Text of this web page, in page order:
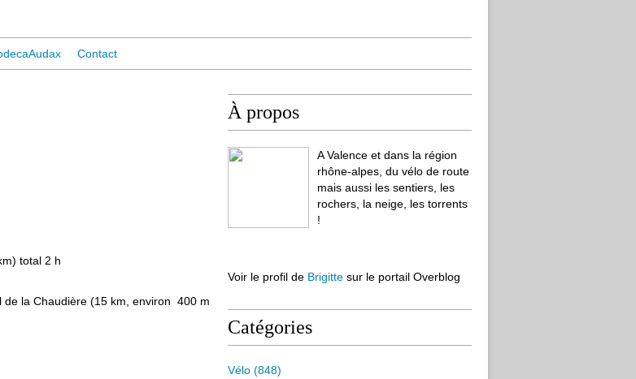
Contact
total 2 h
de la Chaudière (15 km, environ 400 m
À propos
A Valence et dans la région
rhône-alpes, du vélo de route
mais aussi les sentiers, les
rochers, la neige, les torrents
!
Voir le profil de Brigitte sur le portail Overblog
Catégories
Vélo (848)